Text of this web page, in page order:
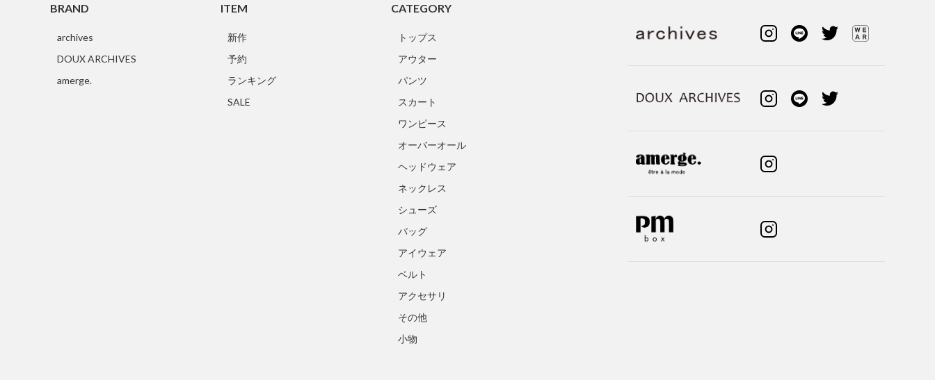
BRAND
archives
DOUX ARCHIVES
amerge.
ITEM
新作
予約
ランキング
SALE
CATEGORY
トップス
アウター
パンツ
スカート
ワンピース
オーバーオール
ヘッドウェア
ネックレス
シューズ
バッグ
アイウェア
ベルト
アクセサリ
その他
小物